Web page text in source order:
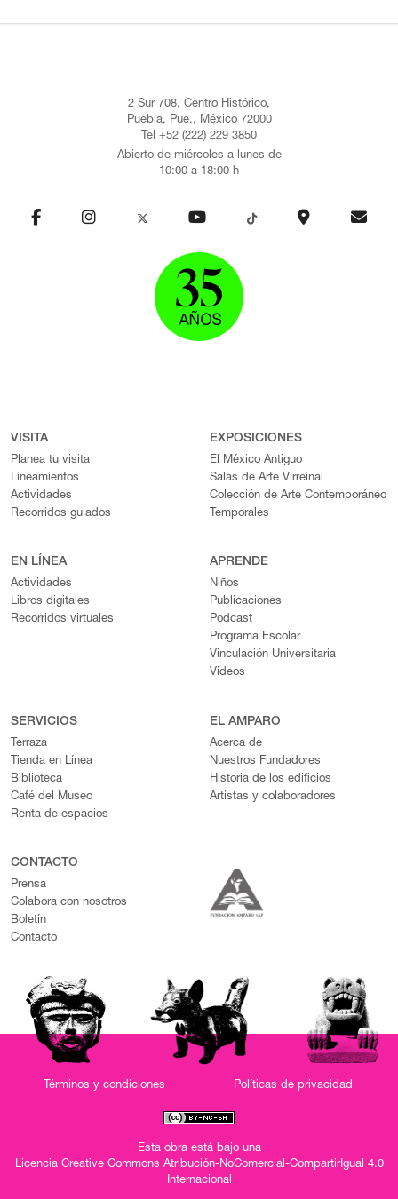
2 Sur 708, Centro Histórico,
Puebla, Pue., México 72000
Tel +52 (222) 229 3850
Abierto de miércoles a lunes de
10:00 a 18:00 h
VISITA
Planea tu visita
Lineamientos
Actividades
Recorridos guiados
EXPOSICIONES
El México Antiguo
Salas de Arte Virreinal
Colección de Arte Contemporáneo
Temporales
EN LÍNEA
Actividades
Libros digitales
Recorridos virtuales
APRENDE
Niños
Publicaciones
Podcast
Programa Escolar
Vinculación Universitaria
Videos
SERVICIOS
Terraza
Tienda en Línea
Biblioteca
Café del Museo
Renta de espacios
EL AMPARO
Acerca de
Nuestros Fundadores
Historia de los edificios
Artistas y colaboradores
CONTACTO
Prensa
Colabora con nosotros
Boletín
Contacto
Términos y condiciones Políticas de privacidad
Esta obra está bajo una
Licencia Creative Commons Atribución-NoComercial-CompartirIgual 4.0
Internacional